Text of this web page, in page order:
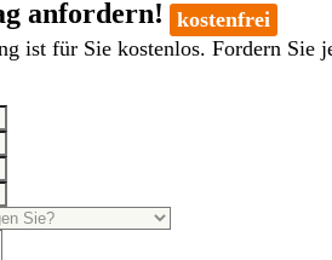
anfordern!
kostenfrei
ist für Sie kostenlos. Fordern Sie